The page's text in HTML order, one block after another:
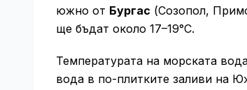
южно от Бургас (Созопол,
ще бъдат около 17–19°C.
Температурата на морската
вода в по-плитките заливи на